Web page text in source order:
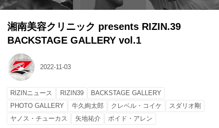
湘南美容クリニック presents RIZIN.39
BACKSTAGE GALLERY vol.1
2022-11-03
RIZINニュース RIZIN39
BACKSTAGE GALLERY
PHOTO GALLERY
牛久絢太郎 クレベル・コイケ
スダリオ剛
ヤノス・チューカス
矢地祐介 ボイド・アレン